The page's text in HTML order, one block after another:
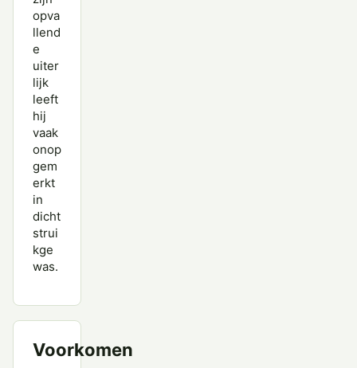
opva
llend
e
uiter
lijk
leeft
hij
vaak
onop
gem
erkt
in
dicht
strui
kge
was.
Voorkomen